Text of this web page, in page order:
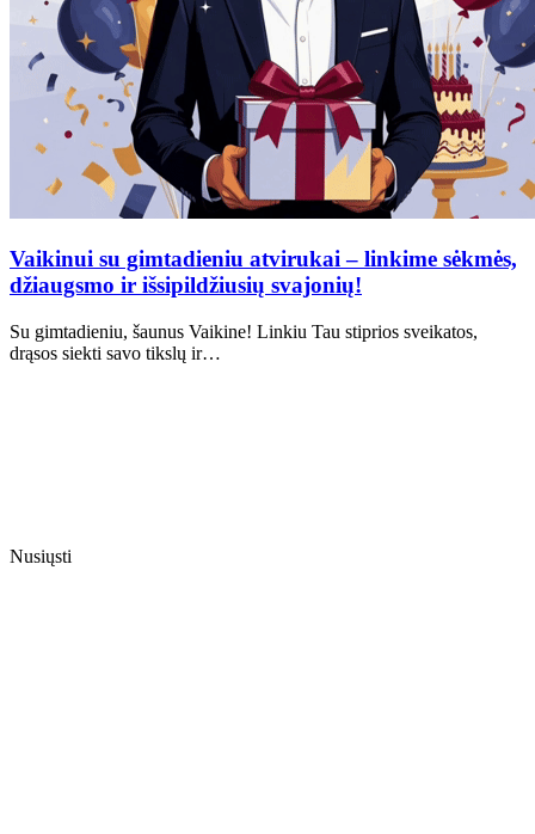
Vaikinui su gimtadieniu atvirukai – linkime sėkmės,
džiaugsmo ir išsipildžiusių svajonių!
Su gimtadieniu, šaunus Vaikine! Linkiu Tau stiprios sveikatos,
drąsos siekti savo tikslų ir…
Nusiųsti